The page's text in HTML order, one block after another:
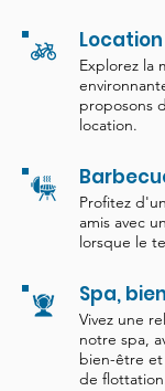
Explorez la
proposons
location.
Profitez
amis avec
lorsque le
Spa,
Vivez une
notre spa,
bien-être
de